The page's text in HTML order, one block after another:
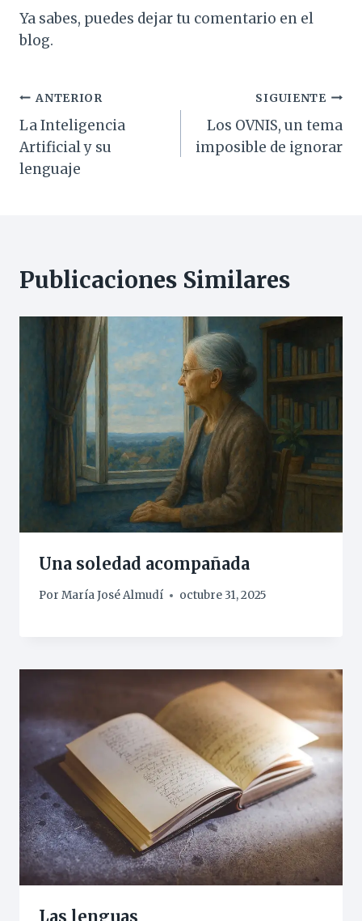
Ya sabes, puedes dejar tu comentario en el
blog.
Navegación
de
entradas
ANTERIOR
La Inteligencia
Artificial y su
lenguaje
SIGUIENTE
Los OVNIS, un tema
imposible de ignorar
Publicaciones Similares
Una soledad acompañada
Por María José Almudí octubre 31, 2025
Las lenguas